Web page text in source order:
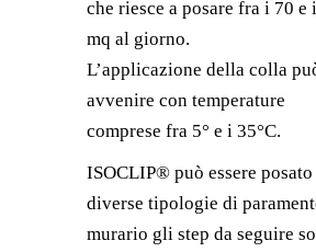
che riesce a posare fra i 70 e
mq al giorno.
L’applicazione della colla
avvenire con temperature
comprese fra 5° e i 35°C.
ISOCLIP® può essere posato
diverse tipologie di
murario gli step da seguire